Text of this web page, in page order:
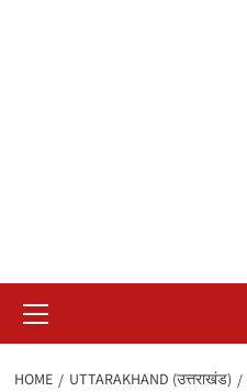
Menu
HOME UTTARAKHAND (उत्तराखंड)